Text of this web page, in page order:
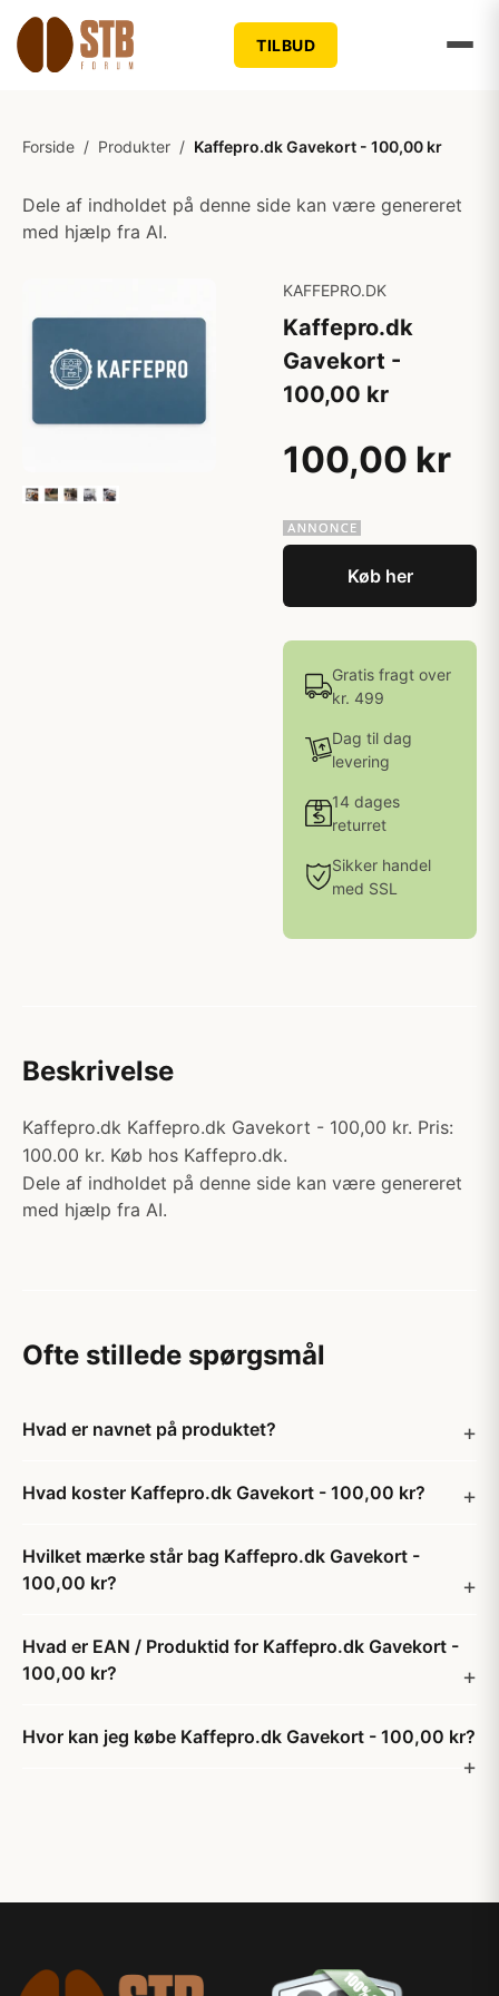
TILBUD
Forside / Produkter / Kaffepro.dk Gavekort - 100,00 kr
Dele af indholdet på denne side kan være genereret
med hjælp fra AI.
KAFFEPRO.DK
Kaffepro.dk
Gavekort -
100,00 kr
100,00 kr
Køb her
Gratis fragt over
kr. 499
Dag til dag
levering
14 dages
returret
Sikker handel
med SSL
Beskrivelse
Kaffepro.dk Kaffepro.dk Gavekort - 100,00 kr. Pris:
100.00 kr. Køb hos Kaffepro.dk.
Dele af indholdet på denne side kan være genereret
med hjælp fra AI.
Ofte stillede spørgsmål
Hvad er navnet på produktet?
Hvad koster Kaffepro.dk Gavekort - 100,00 kr?
Hvilket mærke står bag Kaffepro.dk Gavekort -
100,00 kr?
Hvad er EAN / Produktid for Kaffepro.dk Gavekort -
100,00 kr?
Hvor kan jeg købe Kaffepro.dk Gavekort - 100,00 kr?